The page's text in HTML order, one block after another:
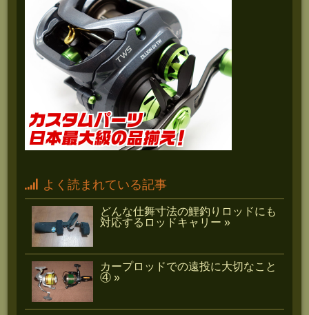
よく読まれている記事
どんな仕舞寸法の鯉釣りロッドにも
対応するロッドキャリー »
カープロッドでの遠投に大切なこと
④ »